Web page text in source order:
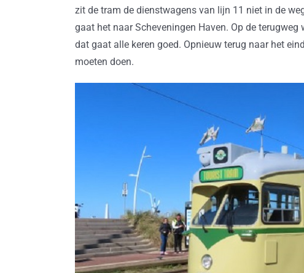
zit de tram de dienstwagens van lijn 11 niet in de
gaat het naar Scheveningen Haven. Op de
dat gaat alle keren goed. Opnieuw terug naar het
moeten doen.